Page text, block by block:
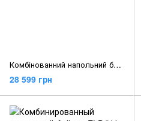
Комбінованний напольний бойлер NOVA TEC TITAN 300 2kW
28 599 грн